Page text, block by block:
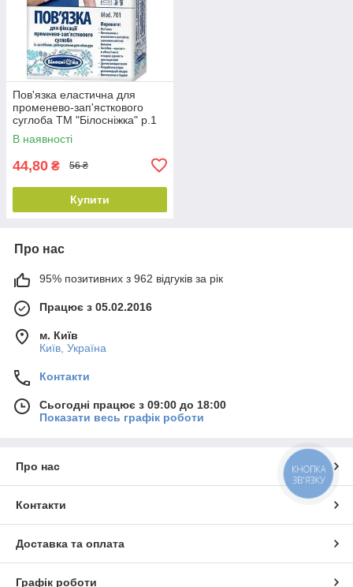
Пов'язка еластична для
променево-зап'ясткового
суглоба ТМ "Білосніжка" р.1
(15-16см)
В наявності
44,80 ₴ 56 ₴
Купити
Про нас
95% позитивних з 962 відгуків за рік
Працює з 05.02.2016
м. Київ
Київ, Україна
Контакти
Сьогодні працює з 09:00 до 18:00
Показати весь графік роботи
Про нас
Контакти
Доставка та оплата
Графік роботи
КНОПКА
ЗВ'ЯЗКУ